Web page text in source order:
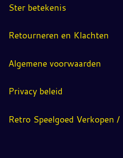
Ster betekenis
Retourneren en Klachten
Algemene voorwaarden
Privacy beleid
Retro Speelgoed Verkopen